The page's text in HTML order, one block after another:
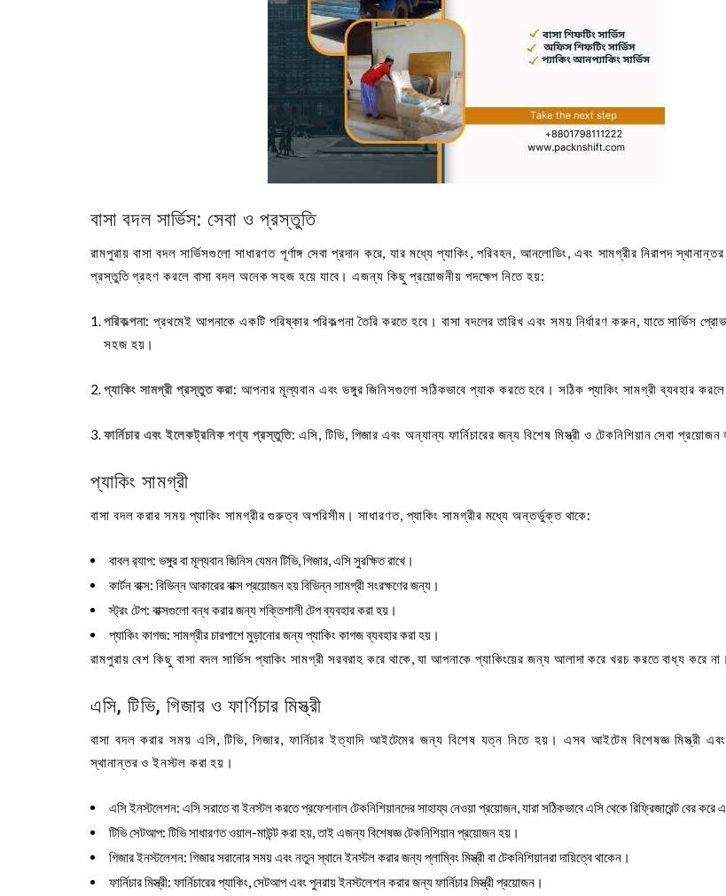
বাসা বদল সার্ভিস: সেবা ও প্রস্তুতি
রামপুরায় বাসা বদল সার্ভিসগুলো সাধারণত পূর্ণাঙ্গ সেবা প্রদান করে, যার মধ্যে প্যাকিং, পরিবহন, আনলোডিং, এবং সামগ্রীর নিরাপদ
প্রস্তুতি গ্রহণ করলে বাসা বদল অনেক সহজ হয়ে যাবে। এজন্য কিছু প্রয়োজনীয় পদক্ষেপ নিতে হয়:
পরিকল্পনা: প্রথমেই আপনাকে একটি পরিষ্কার পরিকল্পনা তৈরি করতে হবে। বাসা বদলের তারিখ এবং সময় নির্ধারণ করুন, যাতে সার্ভিস
সহজ হয়।
প্যাকিং সামগ্রী প্রস্তুত করা: আপনার মূল্যবান এবং ভঙ্গুর জিনিসগুলো সঠিকভাবে প্যাক করতে হবে। সঠিক প্যাকিং সামগ্রী ব্যবহার করলে
ফার্নিচার এবং ইলেকট্রনিক পণ্য প্রস্তুতি: এসি, টিভি, গিজার এবং অন্যান্য ফার্নিচারের জন্য বিশেষ মিস্ত্রী ও টেকনিশিয়ান সেবা
প্যাকিং সামগ্রী
বাসা বদল করার সময় প্যাকিং সামগ্রীর গুরুত্ব অপরিসীম। সাধারণত, প্যাকিং সামগ্রীর মধ্যে অন্তর্ভুক্ত থাকে:
বাবল র‍্যাপ: ভঙ্গুর বা মূল্যবান জিনিস যেমন টিভি, গিজার, এসি সুরক্ষিত রাখে।
কার্টন বাক্স: বিভিন্ন আকারের বাক্স প্রয়োজন হয় বিভিন্ন সামগ্রী সংরক্ষণের জন্য।
স্ট্রং টেপ: বাক্সগুলো বন্ধ করার জন্য শক্তিশালী টেপ ব্যবহার করা হয়।
প্যাকিং কাগজ: সামগ্রীর চারপাশে মুড়ানোর জন্য প্যাকিং কাগজ ব্যবহার করা হয়।
রামপুরায় বেশ কিছু বাসা বদল সার্ভিস প্যাকিং সামগ্রী সরবরাহ করে থাকে, যা আপনাকে প্যাকিংয়ের জন্য আলাদা করে খরচ করতে বাধ্য করে না।
এসি, টিভি, গিজার ও ফার্ণিচার মিস্ত্রী
বাসা বদল করার সময় এসি, টিভি, গিজার, ফার্নিচার ইত্যাদি আইটেমের জন্য বিশেষ যত্ন নিতে হয়। এসব আইটেম বিশেষজ্ঞ মিস্ত্রী এবং
স্থানান্তর ও ইনস্টল করা হয়।
এসি ইনস্টলেশন: এসি সরাতে বা ইনস্টল করতে প্রফেশনাল টেকনিশিয়ানদের সাহায্য নেওয়া প্রয়োজন, যারা সঠিকভাবে এসি থেকে রিফ্রিজারেন্ট বের
টিভি সেটআপ: টিভি সাধারণত ওয়াল-মাউন্ট করা হয়, তাই এজন্য বিশেষজ্ঞ টেকনিশিয়ান প্রয়োজন হয়।
গিজার ইনস্টলেশন: গিজার সরানোর সময় এবং নতুন স্থানে ইনস্টল করার জন্য প্লাম্বিং মিস্ত্রী বা টেকনিশিয়ানরা দায়িত্বে থাকেন।
ফার্নিচার মিস্ত্রী: ফার্নিচারের প্যাকিং, সেটআপ এবং পুনরায় ইনস্টলেশন করার জন্য ফার্নিচার মিস্ত্রী প্রয়োজন।